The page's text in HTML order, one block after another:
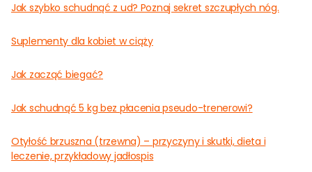
Jak szybko schudnąć z ud? Poznaj sekret szczupłych nóg.
Suplementy dla kobiet w ciąży
Jak zacząć biegać?
Jak schudnąć 5 kg bez płacenia pseudo-trenerowi?
Otyłość brzuszna (trzewna) – przyczyny i skutki, dieta i
leczenie, przykładowy jadłospis